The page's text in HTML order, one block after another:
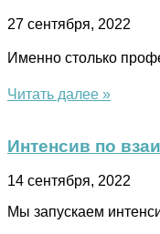
27 сентября, 2022
Именно столько
Читать далее »
Интенсив по
14 сентября, 2022
Мы запускаем